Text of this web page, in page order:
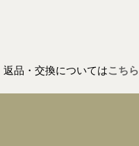
返品・交換についてはこちら